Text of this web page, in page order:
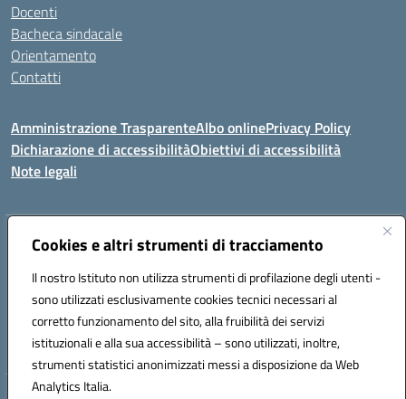
Cookies e altri strumenti di tracciamento
Il nostro Istituto non utilizza strumenti di profilazione degli utenti -
sono utilizzati esclusivamente cookies tecnici necessari al
corretto funzionamento del sito, alla fruibilità dei servizi
istituzionali e alla sua accessibilità – sono utilizzati, inoltre,
strumenti statistici anonimizzati messi a disposizione da Web
Analytics Italia.
Docenti
Bacheca sindacale
Orientamento
Contatti
Amministrazione TrasparenteAlbo onlinePrivacy Policy
Dichiarazione di accessibilitàObiettivi di accessibilità
Note legali
Indirizzo:Viale P. Togliatti snc 67039 Sulmona (AQ)
Posta elettronica certificata (PEC):aqis01900g@pec.istruzione.it
Codice fiscale: 92025400661
Codice meccanografico: AQIS01900G